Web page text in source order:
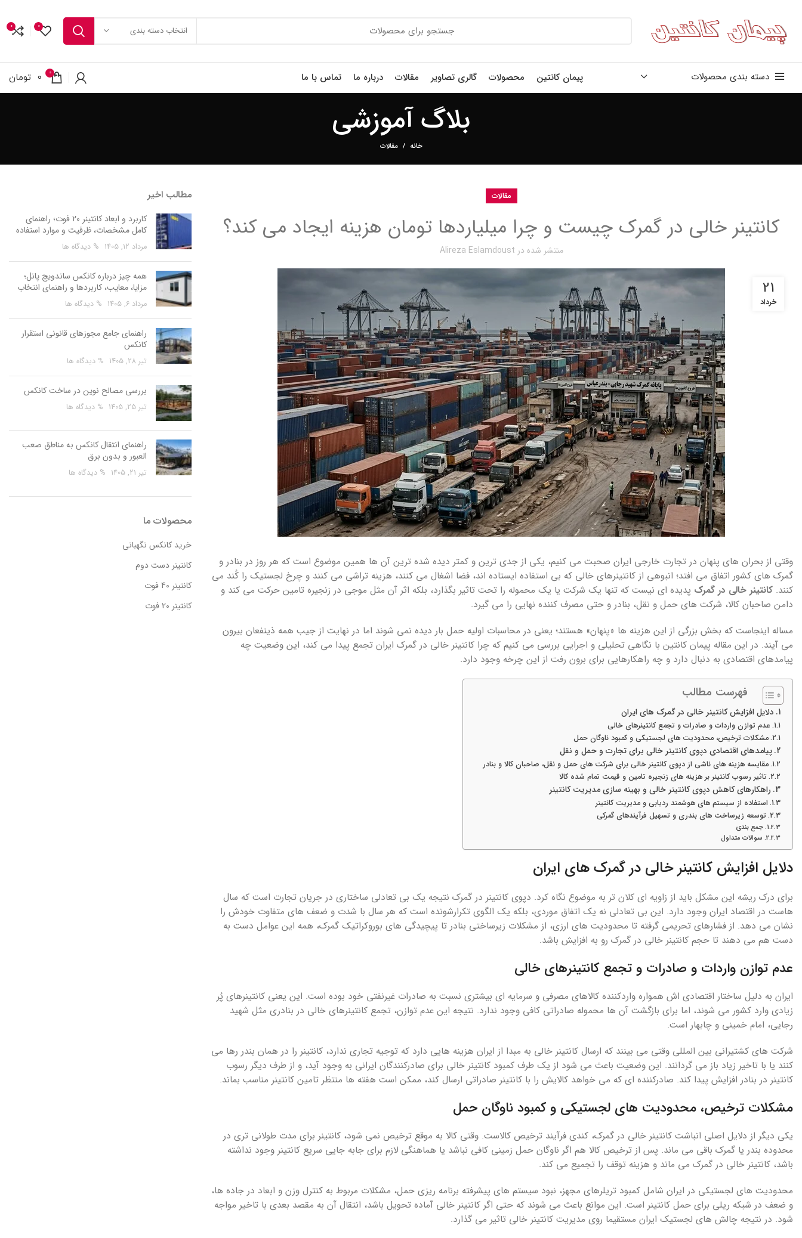
انتخاب دسته بندی 0
0
دسته بندی محصولات پیمان کانتین محصولات گالری تصاویر مقالات درباره ما تماس با ما 0
0 تومان
بلاگ آموزشی
خانه مقالات
مقالات
کانتینر خالی در گمرک چیست و چرا میلیاردها تومان هزینه ایجاد می کند؟
منتشر شده در Alireza Eslamdoust
21
خرداد
وقتی از بحران های پنهان در تجارت خارجی ایران صحبت می کنیم، یکی از جدی ترین و کمتر دیده شده ترین آن ها همین موضوع است که هر روز در بنادر و
گمرک های کشور اتفاق می افتد؛ انبوهی از کانتینرهای خالی که بی استفاده ایستاده اند، فضا اشغال می کنند، هزینه تراشی می کنند و چرخ لجستیک را کُند می
کنند. کانتینر خالی در گمرک پدیده ای نیست که تنها یک شرکت یا یک محموله را تحت تاثیر بگذارد، بلکه اثر آن مثل موجی در زنجیره تامین حرکت می کند و
دامن صاحبان کالا، شرکت های حمل و نقل، بنادر و حتی مصرف کننده نهایی را می گیرد.
مساله اینجاست که بخش بزرگی از این هزینه ها «پنهان» هستند؛ یعنی در محاسبات اولیه حمل بار دیده نمی شوند اما در نهایت از جیب همه ذینفعان بیرون
می آیند. در این مقاله پیمان کانتین با نگاهی تحلیلی و اجرایی بررسی می کنیم که چرا کانتینر خالی در گمرک ایران تجمع پیدا می کند، این وضعیت چه
پیامدهای اقتصادی به دنبال دارد و چه راهکارهایی برای برون رفت از این چرخه وجود دارد.
فهرست مطالب
دلایل افزایش کانتینر خالی در گمرک های ایران
عدم توازن واردات و صادرات و تجمع کانتینرهای خالی
مشکلات ترخیص، محدودیت های لجستیکی و کمبود ناوگان حمل
پیامدهای اقتصادی دپوی کانتینر خالی برای تجارت و حمل و نقل
مقایسه هزینه های ناشی از دپوی کانتینر خالی برای شرکت های حمل و نقل، صاحبان کالا و بنادر
تاثیر رسوب کانتینر بر هزینه های زنجیره تامین و قیمت تمام شده کالا
راهکارهای کاهش دپوی کانتینر خالی و بهینه سازی مدیریت کانتینر
استفاده از سیستم های هوشمند ردیابی و مدیریت کانتینر
توسعه زیرساخت های بندری و تسهیل فرآیندهای گمرکی
جمع بندی
سوالات متداول
دلایل افزایش کانتینر خالی در گمرک های ایران
برای درک ریشه این مشکل باید از زاویه ای کلان تر به موضوع نگاه کرد. دپوی کانتینر در گمرک نتیجه یک بی تعادلی ساختاری در جریان تجارت است که سال
هاست در اقتصاد ایران وجود دارد. این بی تعادلی نه یک اتفاق موردی، بلکه یک الگوی تکرارشونده است که هر سال با شدت و ضعف های متفاوت خودش را
نشان می دهد. از فشارهای تحریمی گرفته تا محدودیت های ارزی، از مشکلات زیرساختی بنادر تا پیچیدگی های بوروکراتیک گمرک، همه این عوامل دست به
دست هم می دهند تا حجم کانتینر خالی در گمرک رو به افزایش باشد.
عدم توازن واردات و صادرات و تجمع کانتینرهای خالی
ایران به دلیل ساختار اقتصادی اش همواره واردکننده کالاهای مصرفی و سرمایه ای بیشتری نسبت به صادرات غیرنفتی خود بوده است. این یعنی کانتینرهای پُر
زیادی وارد کشور می شوند، اما برای بازگشت آن ها محموله صادراتی کافی وجود ندارد. نتیجه این عدم توازن، تجمع کانتینرهای خالی در بنادری مثل شهید
رجایی، امام خمینی و چابهار است.
شرکت های کشتیرانی بین المللی وقتی می بینند که ارسال کانتینر خالی به مبدا از ایران هزینه هایی دارد که توجیه تجاری ندارد، کانتینر را در همان بندر رها می
کنند یا با تاخیر زیاد باز می گردانند. این وضعیت باعث می شود از یک طرف کمبود کانتینر خالی برای صادرکنندگان ایرانی به وجود آید، و از طرف دیگر رسوب
کانتینر در بنادر افزایش پیدا کند. صادرکننده ای که می خواهد کالایش را با کانتینر صادراتی ارسال کند، ممکن است هفته ها منتظر تامین کانتینر مناسب بماند.
مشکلات ترخیص، محدودیت های لجستیکی و کمبود ناوگان حمل
یکی دیگر از دلایل اصلی انباشت کانتینر خالی در گمرک، کندی فرآیند ترخیص کالاست. وقتی کالا به موقع ترخیص نمی شود، کانتینر برای مدت طولانی تری در
محدوده بندر یا گمرک باقی می ماند. پس از ترخیص کالا هم اگر ناوگان حمل زمینی کافی نباشد یا هماهنگی لازم برای جابه جایی سریع کانتینر وجود نداشته
باشد، کانتینر خالی در گمرک می ماند و هزینه توقف را تجمیع می کند.
محدودیت های لجستیکی در ایران شامل کمبود تریلرهای مجهز، نبود سیستم های پیشرفته برنامه ریزی حمل، مشکلات مربوط به کنترل وزن و ابعاد در جاده ها،
و ضعف در شبکه ریلی برای حمل کانتینر است. این موانع باعث می شوند که حتی اگر کانتینر خالی آماده تحویل باشد، انتقال آن به مقصد بعدی با تاخیر مواجه
شود. در نتیجه چالش های لجستیک ایران مستقیما روی مدیریت کانتینر خالی تاثیر می گذارد.
مطالب اخیر
کاربرد و ابعاد کانتینر 20 فوت؛ راهنمای
کامل مشخصات، ظرفیت و موارد استفاده
مرداد 12, 1405 % دیدگاه ها
همه چیز درباره کانکس ساندویچ پانل؛
مزایا، معایب، کاربردها و راهنمای انتخاب
مرداد 6, 1405 % دیدگاه ها
راهنمای جامع مجوزهای قانونی استقرار
کانکس
تیر 28, 1405 % دیدگاه ها
بررسی مصالح نوین در ساخت کانکس
تیر 25, 1405 % دیدگاه ها
راهنمای انتقال کانکس به مناطق صعب
العبور و بدون برق
تیر 21, 1405 % دیدگاه ها
محصولات ما
خرید کانکس نگهبانی
کانتینر دست دوم
کانتینر 40 فوت
کانتینر 20 فوت